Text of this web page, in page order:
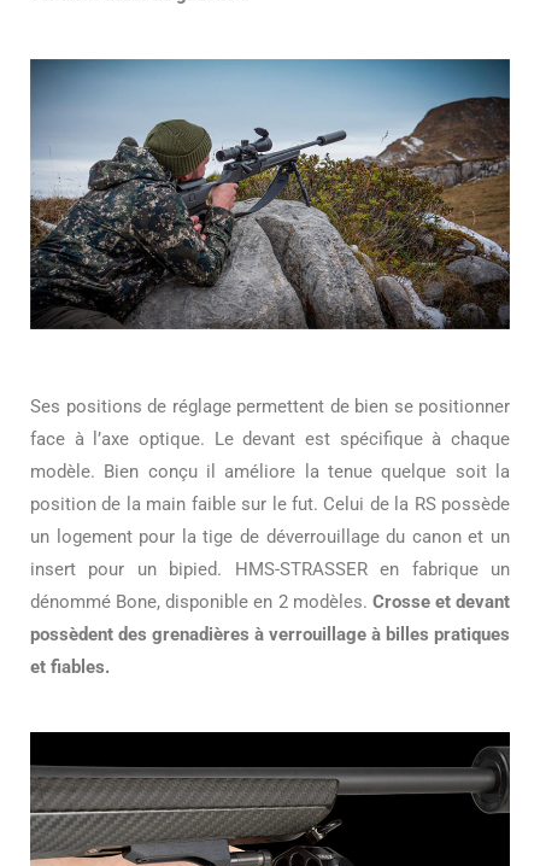
Ses positions de réglage permettent de bien se positionner
face à l’axe optique. Le devant est spécifique à chaque
modèle. Bien conçu il améliore la tenue quelque soit la
position de la main faible sur le fut. Celui de la RS possède
un logement pour la tige de déverrouillage du canon et un
insert pour un bipied. HMS-STRASSER en fabrique un
dénommé Bone, disponible en 2 modèles. Crosse et devant
possèdent des grenadières à verrouillage à billes pratiques
et fiables.